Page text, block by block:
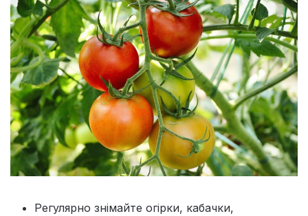
Регулярно знімайте огірки, кабачки,